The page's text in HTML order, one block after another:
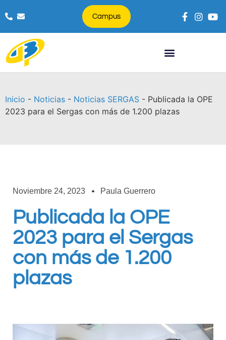
Campus
Inicio - Noticias - Noticias SERGAS - Publicada la OPE
2023 para el Sergas con más de 1.200 plazas
Noviembre 24, 2023 Paula Guerrero
Publicada la OPE
2023 para el Sergas
con más de 1.200
plazas